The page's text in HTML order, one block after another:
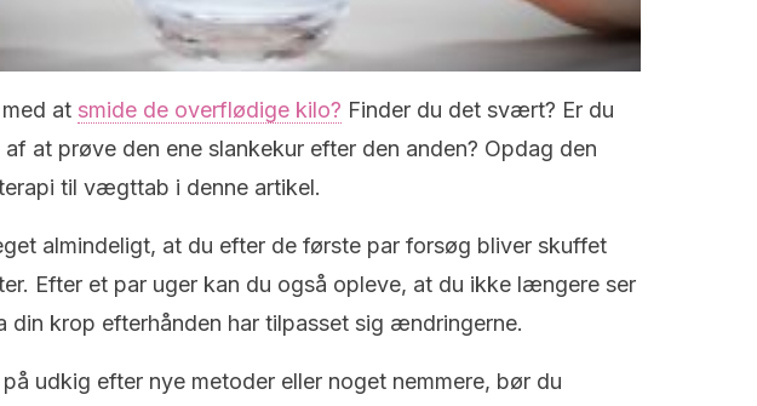
at smide de overflødige kilo? Finder du det svært? Er du
at prøve den ene slankekur efter den anden? Opdag den
til vægttab i denne artikel.
almindeligt, at du efter de første par forsøg bliver skuffet
Efter et par uger kan du også opleve, at du ikke længere ser
din krop efterhånden har tilpasset sig ændringerne.
udkig efter nye metoder eller noget nemmere, bør du